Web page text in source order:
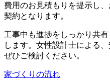
費用のお見積もりを提示し
契約となります。
工事中も進捗をしっかり共
します。女性設計士による
ぜひご検討ください。
家づくりの流れ